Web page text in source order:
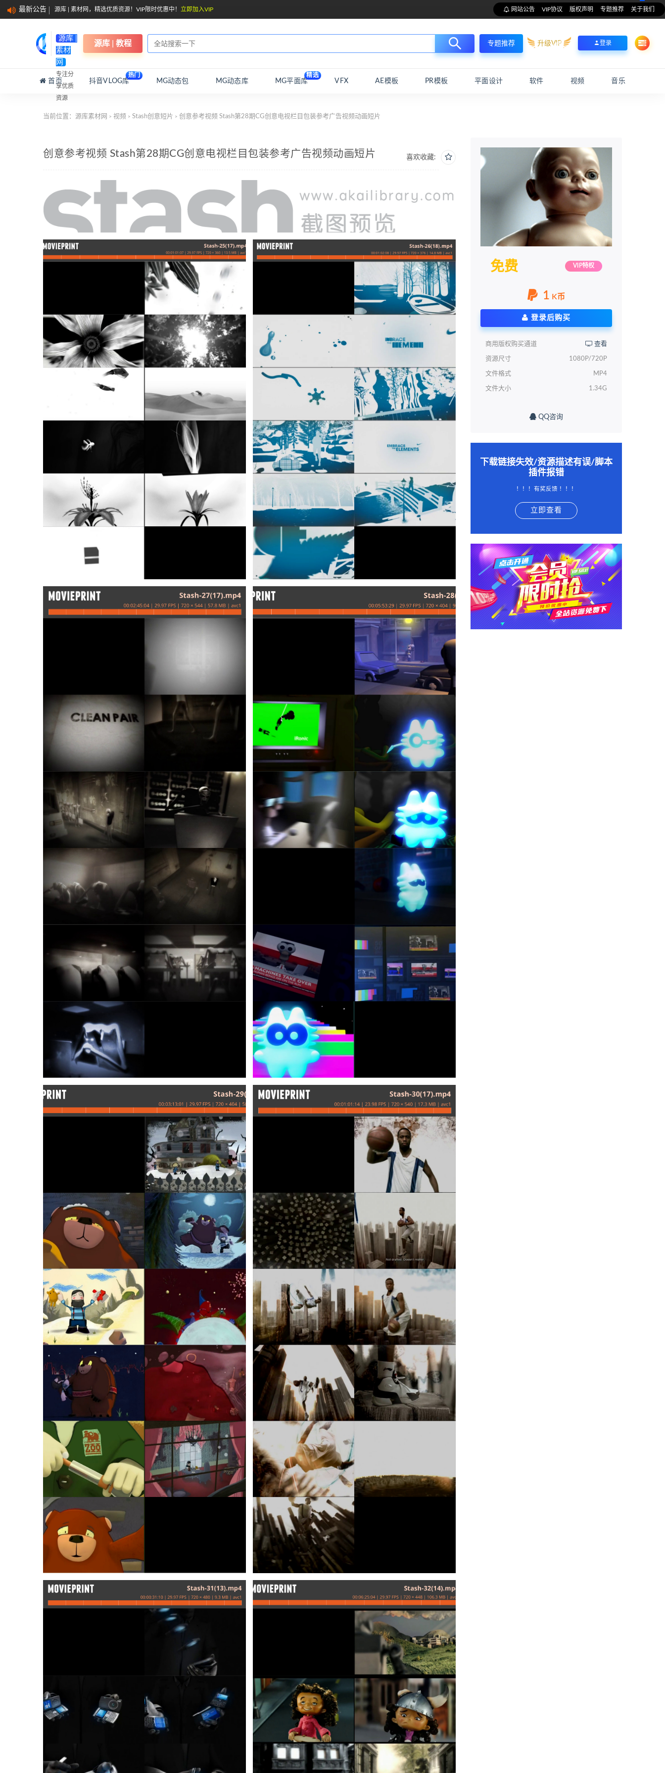
最新公告 源库 | 素材网，精选优质资源！VIP限时优惠中！ 立即加入VIP 网站公告 VIP协议 版权声明 专题推荐 关于我们
源库 |
素材
网
专注分
享优质
资源
源库 | 教程 专题推荐 升级VIP 登录
首页 抖音VLOG库
热门
MG动态包 MG动态库 MG平面库
精选
VFX AE模板 PR模板 平面设计 软件 视频 音乐
当前位置： 源库素材网 > 视频 > Stash创意短片 > 创意参考视频 Stash第28期CG创意电视栏目包装参考广告视频动画短片
喜欢收藏:
创意参考视频 Stash第28期CG创意电视栏目包装参考广告视频动画短片
免费 VIP特权
1 K币
登录后购买
商用版权购买通道 查看
资源尺寸 1080P/720P
文件格式 MP4
文件大小 1.34G
QQ咨询
下载链接失效/资源描述有误/脚本
插件报错
！！！有奖反馈 ！！！
立即查看